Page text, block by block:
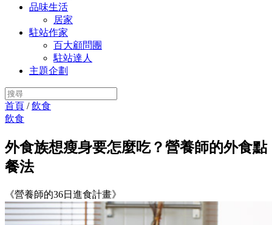
品味生活
居家
駐站作家
百大顧問團
駐站達人
主題企劃
首頁 /飲食
飲食
外食族想瘦身要怎麼吃？營養師的外食點
餐法
《營養師的36日進食計畫》